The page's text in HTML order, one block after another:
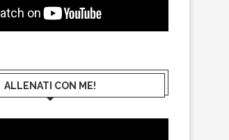
ALLENATI CON ME!